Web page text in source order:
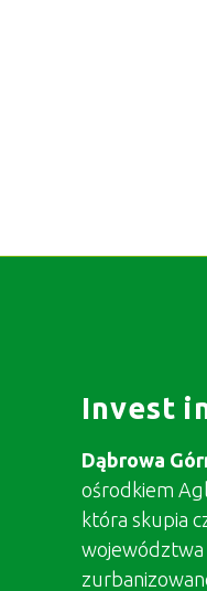
Invest
Dąbrowa
ośrodkiem
która skupia
województwa